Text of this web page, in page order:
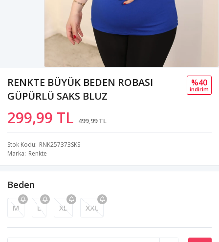
RENKTE BÜYÜK BEDEN ROBASI
GÜPÜRLÜ SAKS BLUZ
299,99 TL 499,99 TL
%40
i̇ndi̇ri̇m
Stok Kodu RNK257373SKS
Marka Renkte
Beden
M L XL XXL